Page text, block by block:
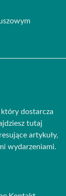
dostarcza
tutaj
artykuły,
wydarzeniami.